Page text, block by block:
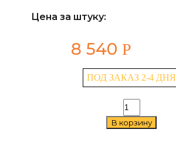
Цена за штуку:
8 540 Р
ПОД ЗАКАЗ 2-4 ДНЯ
Количество
товара
Gislaved
В корзину